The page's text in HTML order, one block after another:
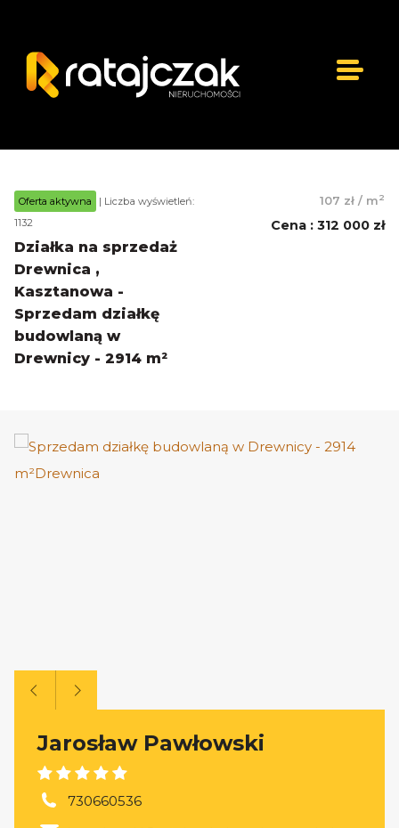
Oferta aktywna
| Liczba wyświetleń:
1132
Działka na sprzedaż
Drewnica ,
Kasztanowa -
Sprzedam działkę
budowlaną w
Drewnicy - 2914 m²
107 zł / m2
Cena : 312 000 zł
Jarosław Pawłowski
730660536